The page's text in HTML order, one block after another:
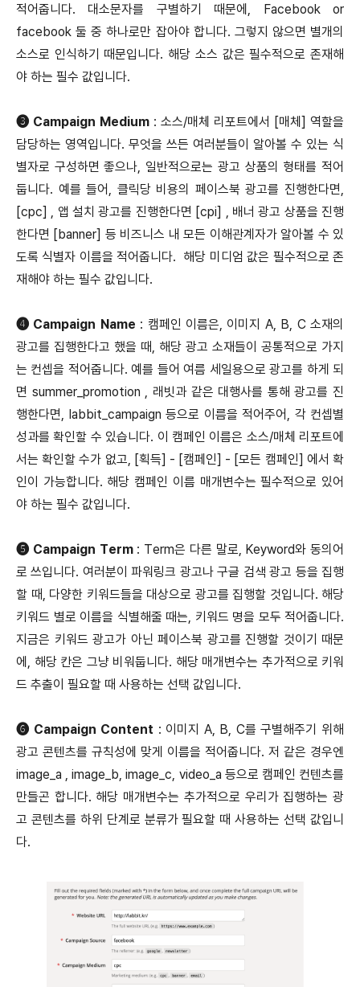
적어줍니다. 대소문자를 구별하기 때문에, Facebook or
facebook 둘 중 하나로만 잡아야 합니다. 그렇지 않으면 별개의
소스로 인식하기 때문입니다. 해당 소스 값은 필수적으로 존재해
야 하는 필수 값입니다.
➌ Campaign Medium : 소스/매체 리포트에서 [매체] 역할을
담당하는 영역입니다. 무엇을 쓰든 여러분들이 알아볼 수 있는 식
별자로 구성하면 좋으나, 일반적으로는 광고 상품의 형태를 적어
둡니다. 예를 들어, 클릭당 비용의 페이스북 광고를 진행한다면,
[cpc] , 앱 설치 광고를 진행한다면 [cpi] , 배너 광고 상품을 진행
한다면 [banner] 등 비즈니스 내 모든 이해관계자가 알아볼 수 있
도록 식별자 이름을 적어줍니다. 해당 미디엄 값은 필수적으로 존
재해야 하는 필수 값입니다.
➍ Campaign Name : 캠페인 이름은, 이미지 A, B, C 소재의
광고를 집행한다고 했을 때, 해당 광고 소재들이 공통적으로 가지
는 컨셉을 적어줍니다. 예를 들어 여름 세일용으로 광고를 하게 되
면 summer_promotion , 래빗과 같은 대행사를 통해 광고를 진
행한다면, labbit_campaign 등으로 이름을 적어주어, 각 컨셉별
성과를 확인할 수 있습니다. 이 캠페인 이름은 소스/매체 리포트에
서는 확인할 수가 없고, [획득] - [캠페인] - [모든 캠페인] 에서 확
인이 가능합니다. 해당 캠페인 이름 매개변수는 필수적으로 있어
야 하는 필수 값입니다.
➎ Campaign Term: Term은 다른 말로, Keyword와 동의어
로 쓰입니다. 여러분이 파워링크 광고나 구글 검색 광고 등을 집행
할 때, 다양한 키워드들을 대상으로 광고를 집행할 것입니다. 해당
키워드 별로 이름을 식별해줄 때는, 키워드 명을 모두 적어줍니다.
지금은 키워드 광고가 아닌 페이스북 광고를 진행할 것이기 때문
에, 해당 칸은 그냥 비워둡니다. 해당 매개변수는 추가적으로 키워
드 추출이 필요할 때 사용하는 선택 값입니다.
➏ Campaign Content : 이미지 A, B, C를 구별해주기 위해
광고 콘텐츠를 규칙성에 맞게 이름을 적어줍니다. 저 같은 경우엔
image_a , image_b, image_c, video_a 등으로 캠페인 컨텐츠를
만들곤 합니다. 해당 매개변수는 추가적으로 우리가 집행하는 광
고 콘텐츠를 하위 단계로 분류가 필요할 때 사용하는 선택 값입니
다.